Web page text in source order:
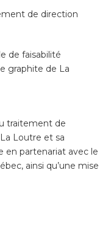
de direction
de faisabilité
graphite de La
traitement de
Loutre et sa
en partenariat avec le
ainsi qu’une mise